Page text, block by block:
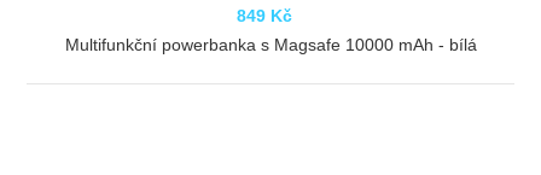
849 Kč
Multifunkční powerbanka s Magsafe 10000 mAh - bílá